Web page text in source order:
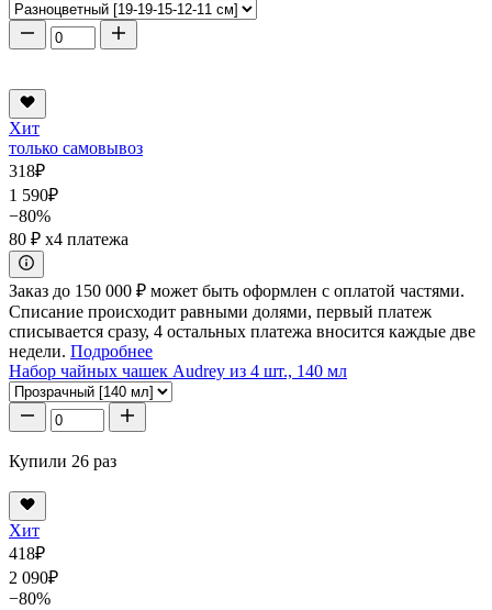
Хит
только самовывоз
318₽
1 590₽
−80%
80 ₽ x4 платежа
Заказ до 150 000 ₽ может быть оформлен с оплатой частями.
Списание происходит равными долями, первый платеж
списывается сразу, 4 остальных платежа вносится каждые две
недели. Подробнее
Набор чайных чашек Audrey из 4 шт., 140 мл
Купили 26 раз
Хит
418₽
2 090₽
−80%